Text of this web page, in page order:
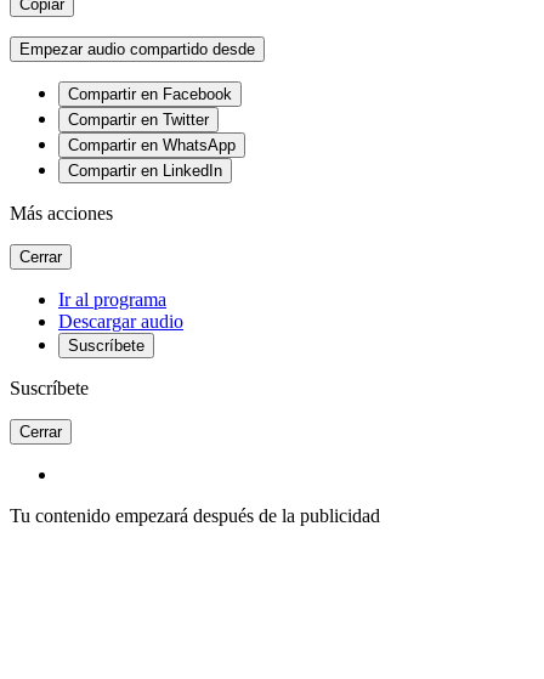
Copiar
Empezar audio compartido desde
Compartir en Facebook
Compartir en Twitter
Compartir en WhatsApp
Compartir en LinkedIn
Más acciones
Cerrar
Ir al programa
Descargar audio
Suscríbete
Suscríbete
Cerrar
Tu contenido empezará después de la publicidad